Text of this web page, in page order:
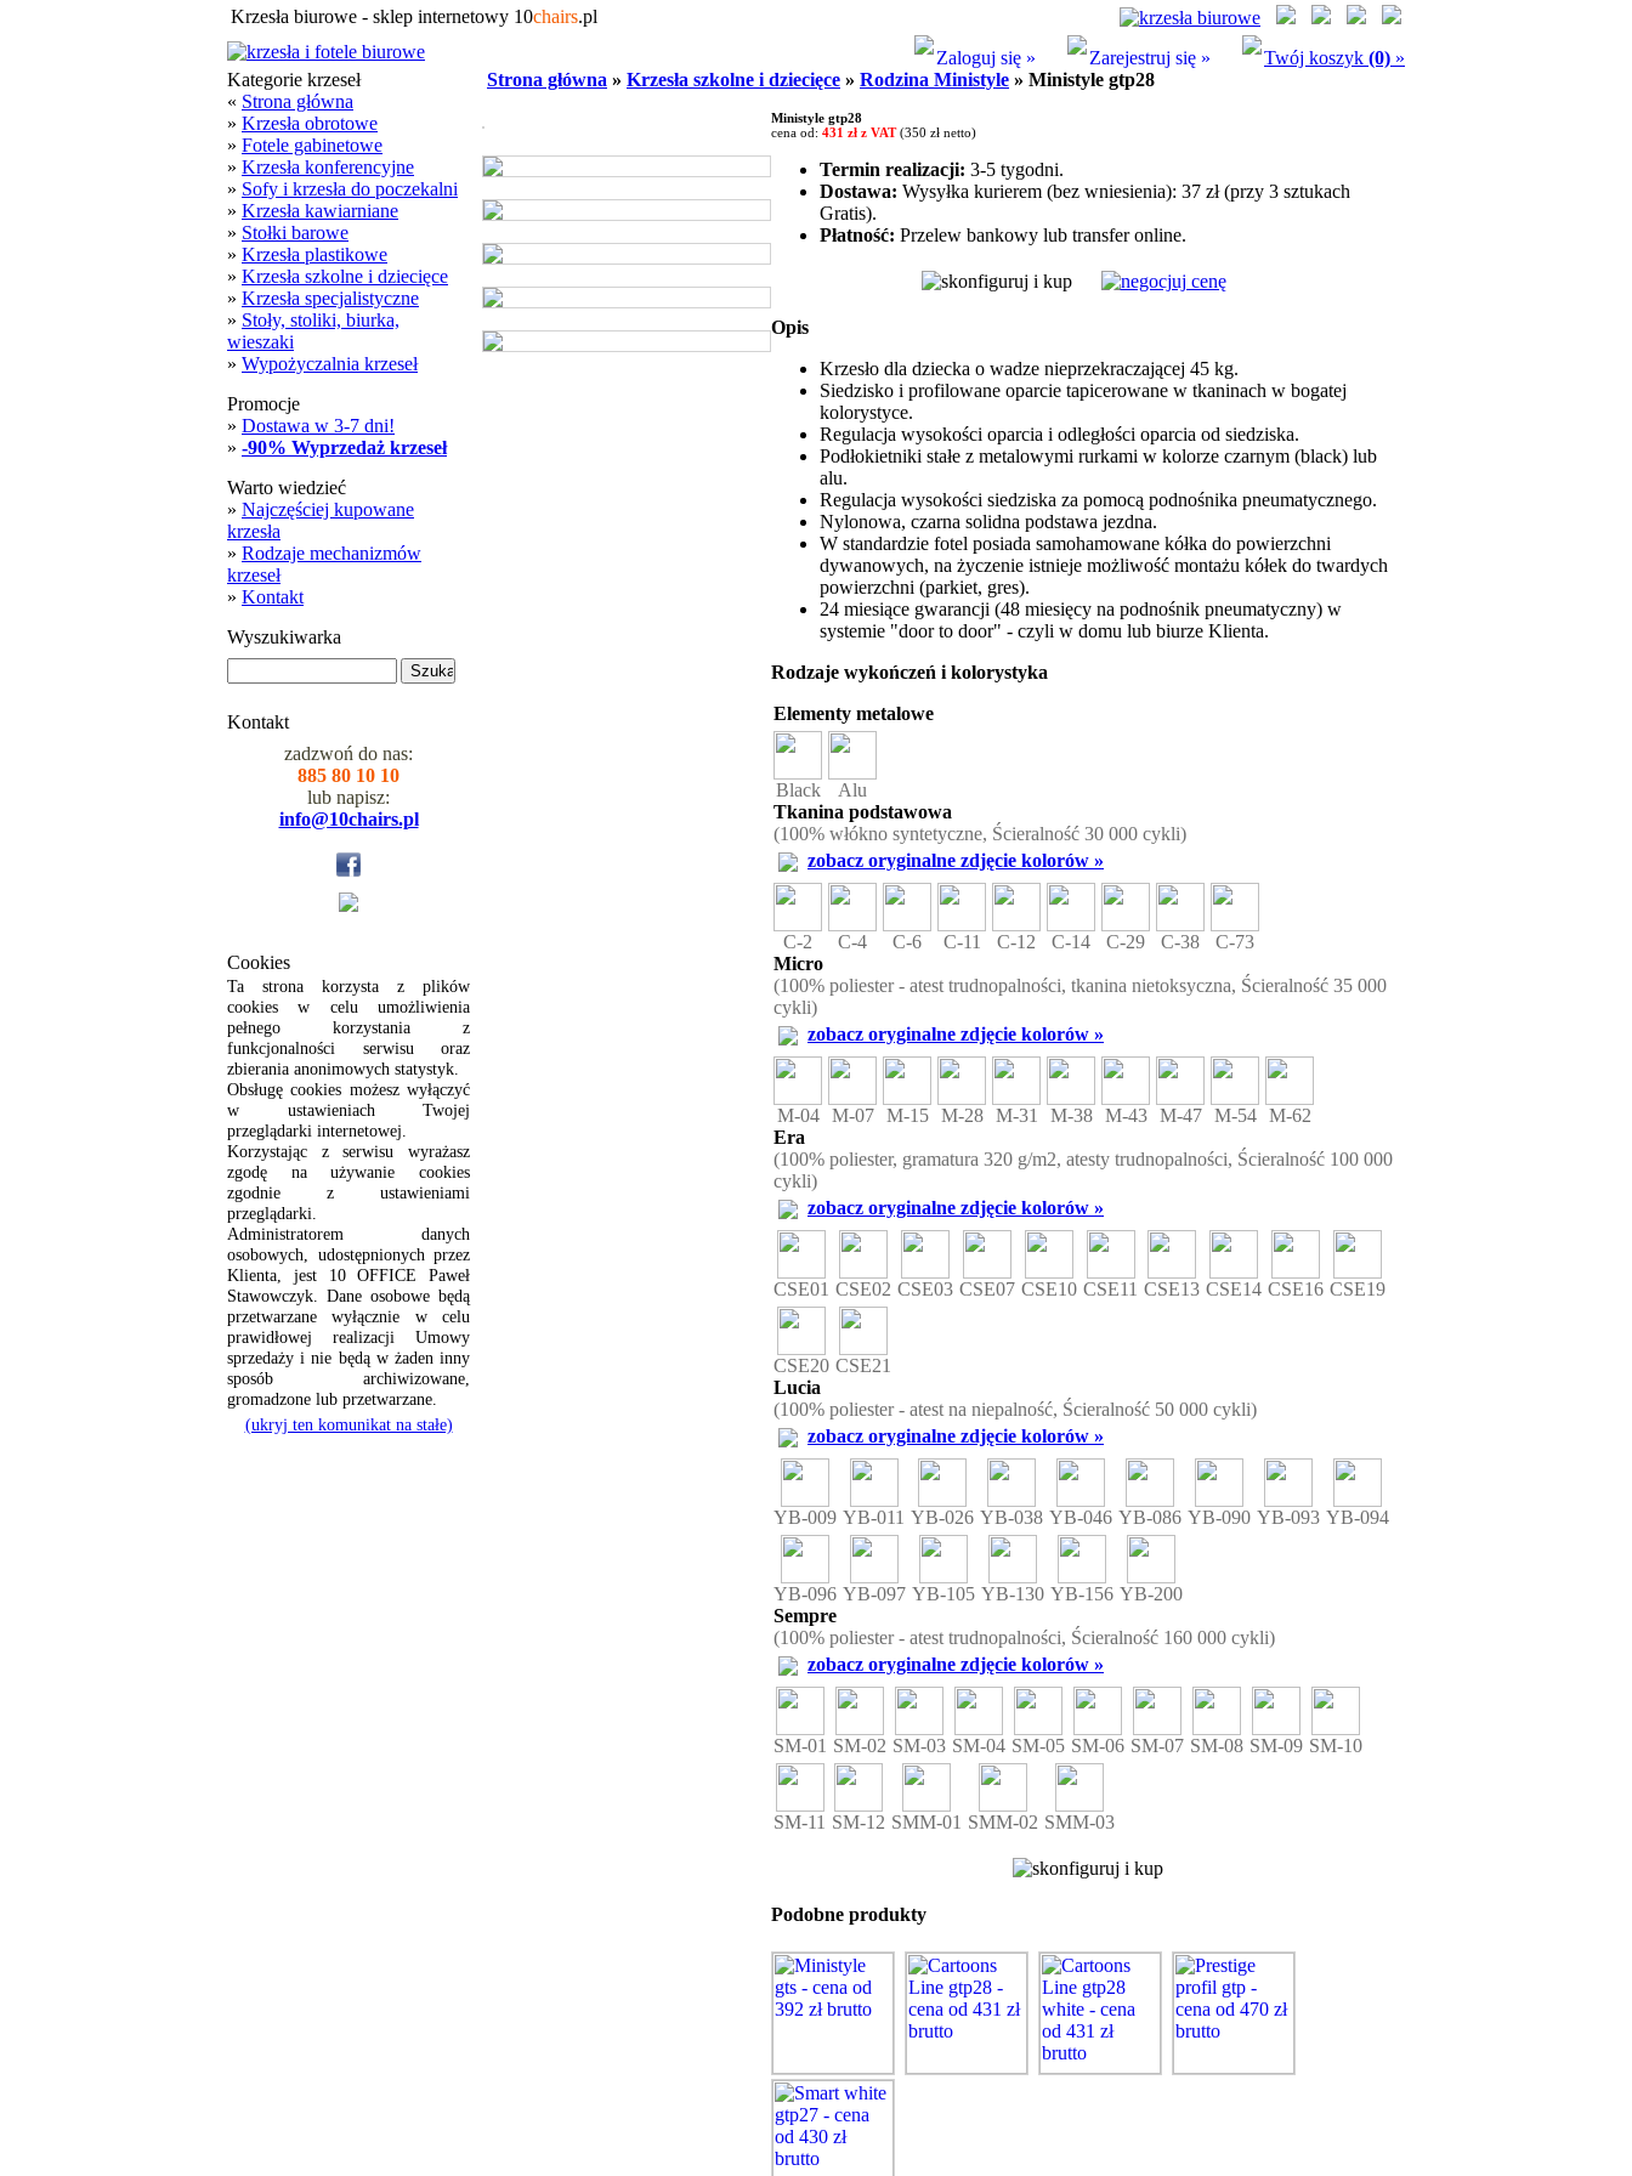
Krzesła biurowe - sklep internetowy 10chairs.pl
Zaloguj się »
Zarejestruj się » Twój koszyk (0) »
Kategorie krzeseł
« Strona główna
» Krzesła obrotowe
» Fotele gabinetowe
» Krzesła konferencyjne
» Sofy i krzesła do poczekalni
» Krzesła kawiarniane
» Stołki barowe
» Krzesła plastikowe
» Krzesła szkolne i dziecięce
» Krzesła specjalistyczne
» Stoły, stoliki, biurka,
wieszaki
» Wypożyczalnia krzeseł
Promocje
» Dostawa w 3-7 dni!
» -90% Wyprzedaż krzeseł
Warto wiedzieć
» Najczęściej kupowane
krzesła
» Rodzaje mechanizmów
krzeseł
» Kontakt
Wyszukiwarka
Kontakt
zadzwoń do nas:
885 80 10 10
lub napisz:
info@10chairs.pl
Cookies
Ta strona korzysta z plików
cookies w celu umożliwienia
pełnego korzystania z
funkcjonalności serwisu oraz
zbierania anonimowych statystyk.
Obsługę cookies możesz wyłączyć
w ustawieniach Twojej
przeglądarki internetowej.
Korzystając z serwisu wyrażasz
zgodę na używanie cookies
zgodnie z ustawieniami
przeglądarki.
Administratorem danych
osobowych, udostępnionych przez
Klienta, jest 10 OFFICE Paweł
Stawowczyk. Dane osobowe będą
przetwarzane wyłącznie w celu
prawidłowej realizacji Umowy
sprzedaży i nie będą w żaden inny
sposób archiwizowane,
gromadzone lub przetwarzane.
(ukryj ten komunikat na stałe)
Strona główna » Krzesła szkolne i dziecięce » Rodzina Ministyle » Ministyle gtp28
Ministyle gtp28
cena od: 431 zł z VAT(350 zł netto)
Termin realizacji: 3-5 tygodni.
Dostawa: Wysyłka kurierem (bez wniesienia): 37 zł (przy 3 sztukach
Gratis).
Płatność: Przelew bankowy lub transfer online.
Opis
Krzesło dla dziecka o wadze nieprzekraczającej 45 kg.
Siedzisko i profilowane oparcie tapicerowane w tkaninach w bogatej
kolorystyce.
Regulacja wysokości oparcia i odległości oparcia od siedziska.
Podłokietniki stałe z metalowymi rurkami w kolorze czarnym (black) lub
alu.
Regulacja wysokości siedziska za pomocą podnośnika pneumatycznego.
Nylonowa, czarna solidna podstawa jezdna.
W standardzie fotel posiada samohamowane kółka do powierzchni
dywanowych, na życzenie istnieje możliwość montażu kółek do twardych
powierzchni (parkiet, gres).
24 miesiące gwarancji (48 miesięcy na podnośnik pneumatyczny) w
systemie "door to door" - czyli w domu lub biurze Klienta.
Rodzaje wykończeń i kolorystyka
Elementy metalowe
Black
Alu
Tkanina podstawowa
(100% włókno syntetyczne, Ścieralność 30 000 cykli)
zobacz oryginalne zdjęcie kolorów »
C-2 C-4 C-6 C-11 C-12 C-14 C-29 C-38
C-73
Micro
(100% poliester - atest trudnopalności, tkanina nietoksyczna, Ścieralność 35 000
cykli)
zobacz oryginalne zdjęcie kolorów »
M-04 M-07 M-15 M-28 M-31 M-38 M-43 M-47 M-54
M-62
Era
(100% poliester, gramatura 320 g/m2, atesty trudnopalności, Ścieralność 100 000
cykli)
zobacz oryginalne zdjęcie kolorów »
CSE01 CSE02 CSE03 CSE07 CSE10 CSE11 CSE13 CSE14 CSE16 CSE19
CSE20 CSE21
Lucia
(100% poliester - atest na niepalność, Ścieralność 50 000 cykli)
zobacz oryginalne zdjęcie kolorów »
YB-009 YB-011 YB-026 YB-038 YB-046 YB-086 YB-090 YB-093 YB-094
YB-096 YB-097 YB-105 YB-130 YB-156 YB-200
Sempre
(100% poliester - atest trudnopalności, Ścieralność 160 000 cykli)
zobacz oryginalne zdjęcie kolorów »
SM-01 SM-02 SM-03 SM-04 SM-05 SM-06 SM-07 SM-08 SM-09 SM-10
SM-11 SM-12 SMM-01 SMM-02 SMM-03
Podobne produkty